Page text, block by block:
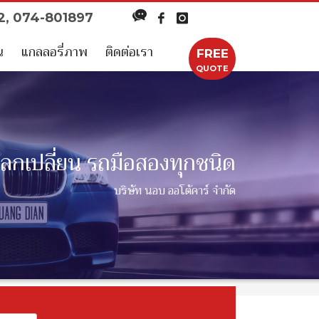
074-801897
FREE
QUOTE
แกลลอรี่ภาพ ติดต่อเรา
กเปลี่ยน รถมือสองทุกชนิด
บริษัท นอบ ออโต้คาร์ จำกัด